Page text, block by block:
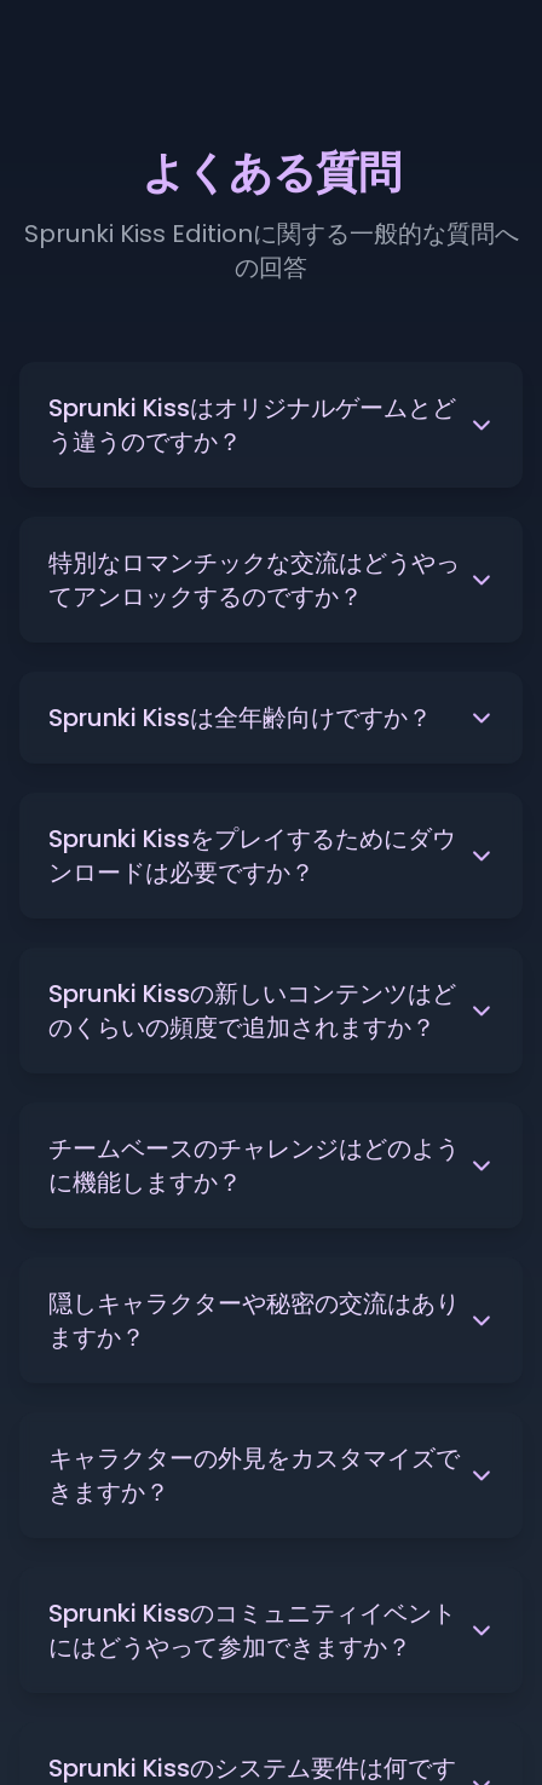
よくある質問
Sprunki Kiss Editionに関する一般的な質問へ
の回答
Sprunki Kissはオリジナルゲームとど
う違うのですか？
特別なロマンチックな交流はどうやっ
てアンロックするのですか？
Sprunki Kissは全年齢向けですか？
Sprunki Kissをプレイするためにダウ
ンロードは必要ですか？
Sprunki Kissの新しいコンテンツはど
のくらいの頻度で追加されますか？
チームベースのチャレンジはどのよう
に機能しますか？
隠しキャラクターや秘密の交流はあり
ますか？
キャラクターの外見をカスタマイズで
きますか？
Sprunki Kissのコミュニティイベント
にはどうやって参加できますか？
Sprunki Kissのシステム要件は何です